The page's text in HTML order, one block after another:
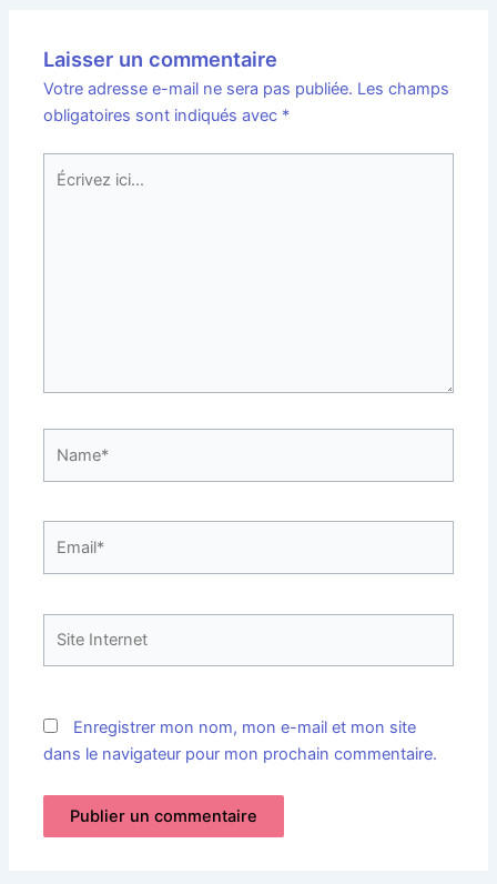
Laisser un commentaire
Votre adresse e-mail ne sera pas publiée. Les champs
obligatoires sont indiqués avec *
Écrivez
ici…
Enregistrer mon nom, mon e-mail et mon site
dans le navigateur pour mon prochain commentaire.